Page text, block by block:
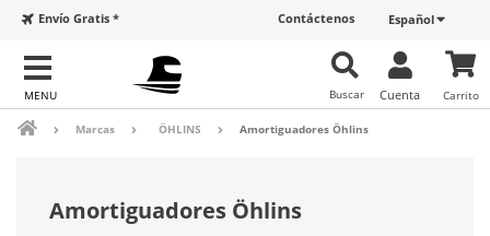
Español
Contáctenos
Envío Gratis *
Carrito
Cuenta
Buscar
Marcas ÖHLINS Amortiguadores Öhlins
Amortiguadores Öhlins